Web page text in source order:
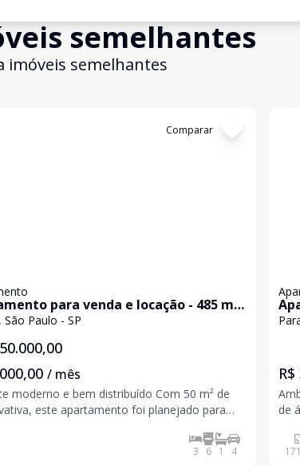
semelhantes
imóveis semelhantes
Comparar
para venda e locação - 485 m²
São Paulo - SP
/ mês
moderno e bem distribuído Com 50 m² de
este apartamento foi planejado para
mobiliado, com uma decoração
que se adapta ao estilo de vida urbano.
3 6 1 4
de
funcional Living
171